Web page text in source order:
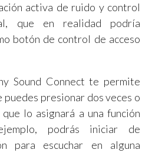
activa de ruido y control
que en realidad podría
botón de control de acceso
Sound Connect te permite
presionar dos veces o
lo asignará a una función
podrás iniciar de
para escuchar en alguna